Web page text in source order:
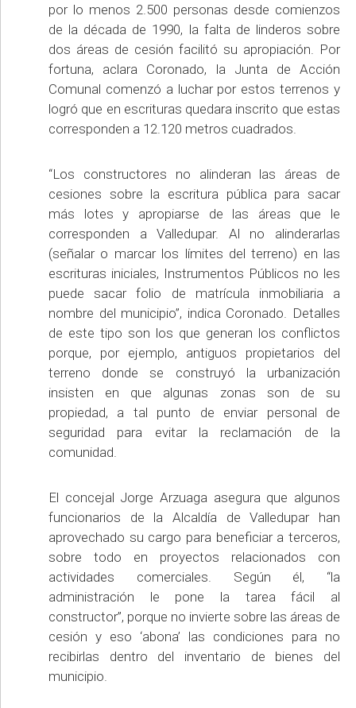
por lo menos 2.500 personas desde comienzos
de la década de 1990, la falta de linderos sobre
dos áreas de cesión facilitó su apropiación. Por
fortuna, aclara Coronado, la Junta de Acción
Comunal comenzó a luchar por estos terrenos y
logró que en escrituras quedara inscrito que estas
corresponden a 12.120 metros cuadrados.
“Los constructores no alinderan las áreas de
cesiones sobre la escritura pública para sacar
más lotes y apropiarse de las áreas que le
corresponden a Valledupar. Al no alinderarlas
(señalar o marcar los límites del terreno) en las
escrituras iniciales, Instrumentos Públicos no les
puede sacar folio de matrícula inmobiliaria a
nombre del municipio”, indica Coronado. Detalles
de este tipo son los que generan los conflictos
porque, por ejemplo, antiguos propietarios del
terreno donde se construyó la urbanización
insisten en que algunas zonas son de su
propiedad, a tal punto de enviar personal de
seguridad para evitar la reclamación de la
comunidad.
El concejal Jorge Arzuaga asegura que algunos
funcionarios de la Alcaldía de Valledupar han
aprovechado su cargo para beneficiar a terceros,
sobre todo en proyectos relacionados con
actividades comerciales. Según él, “la
administración le pone la tarea fácil al
constructor”, porque no invierte sobre las áreas de
cesión y eso ‘abona’ las condiciones para no
recibirlas dentro del inventario de bienes del
municipio.